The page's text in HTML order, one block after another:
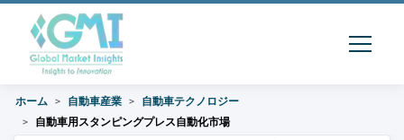
ホーム 自動車産業
自動車テクノロジー
自動車用スタンピングプレス自動化市場